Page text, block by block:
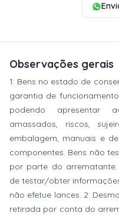
Observações gerais
1: Bens no estado de
garantia de
podendo apresentar
amassados, riscos,
embalagem, manuais e
componentes. Bens não
por parte do
de testar/obter
não efetue lances. 2:
retirada por conta do